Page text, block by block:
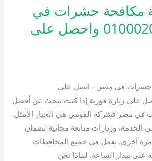
مكافحة حشرات في
مصر 01000200658 واحصل على
حشرات في مصر – اتصل على
واحصل على زيارة فورية إذا كنت تبحث عن أفضل
مصر فشركة القومي هي الخيار الأمثل.
الخدمة، وزيارات متابعة مجانية لضمان
أخرى. نعمل في جميع المحافظات
على مدار الساعة. لماذا نحن